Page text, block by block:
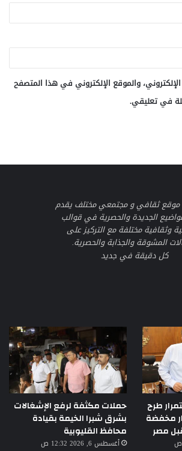
والموقع الإلكتروني في هذا المتصفح
في تعليقي.
موقع ثقافي و مجتمعي مختلف يقدم
الجديدة والحصرية في قوالب
وثقافية مختلفة مع التركيز على
المشوقة والجذابة والحصرية.
كل دقيقة في جديد
طرح
مخفضة
مصر
حملات مكثفة لرفع الإشغالات
بشرق شبرا الخيمة بقيادة
محافظ القليوبية
أغسطس 6, 2026 12:32 ص